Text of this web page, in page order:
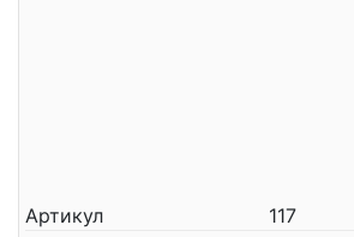
Артикул
117